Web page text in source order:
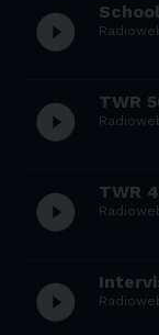
play_circle_filled
play_circle_filled TWR
play_circle_filled TWR
play_circle_filled